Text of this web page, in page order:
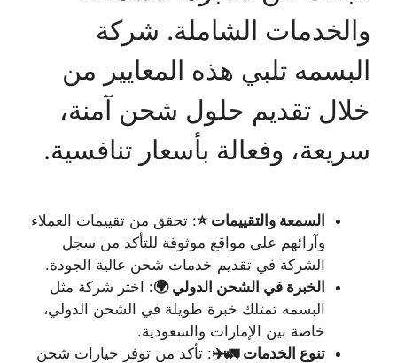
والخدمات الشاملة. شركة
البسمه تلبي هذه المعايير من
خلال تقديم حلول شحن آمنة،
سريعة، وفعالة بأسعار تنافسية.
السمعة والتقييمات ⭐: تحقق من تقييمات العملاء
وآرائهم على مواقع موثوقة للتأكد من سجل
الشركة في تقديم خدمات شحن عالية الجودة.
الخبرة في الشحن الدولي 🌍: اختر شركة مثل
البسمه تمتلك خبرة طويلة في الشحن الدولي،
خاصة بين الإمارات والسعودية.
تنوع الخدمات 🚛✈️: تأكد من توفر خيارات شحن